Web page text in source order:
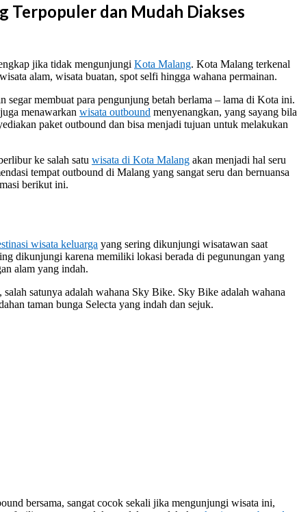
Terpopuler dan Mudah Diakses
jika tidak mengunjungi Kota Malang. Kota Malang terkenal
alam, wisata buatan, spot selfi hingga wahana permainan.
membuat para pengunjung betah berlama – lama di Kota ini.
menawarkan wisata outbound menyenangkan, yang sayang bila
paket outbound dan bisa menjadi tujuan untuk melakukan
ke salah satu wisata di Kota Malang akan menjadi hal seru
tempat outbound di Malang yang sangat seru dan bernuansa
berikut ini.
wisata keluarga yang sering dikunjungi wisatawan saat
dikunjungi karena memiliki lokasi berada di pegunungan yang
alam yang indah.
satunya adalah wahana Sky Bike. Sky Bike adalah wahana
taman bunga Selecta yang indah dan sejuk.
bersama, sangat cocok sekali jika mengunjungi wisata ini,